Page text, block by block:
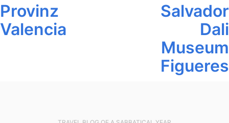
Provinz
Valencia
Salvador
Dali
Museum
Figueres